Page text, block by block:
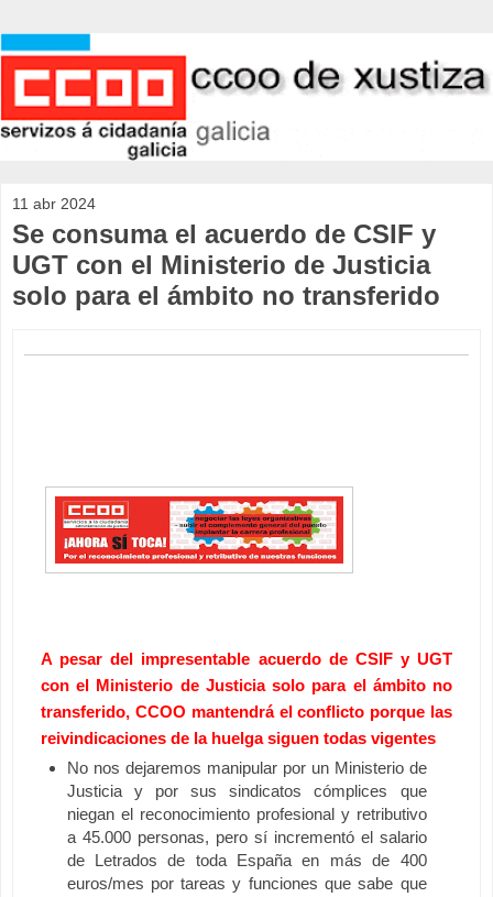
11 abr 2024
Se consuma el acuerdo de CSIF y
UGT con el Ministerio de Justicia
solo para el ámbito no transferido
A pesar del impresentable acuerdo de CSIF y UGT
con el Ministerio de Justicia solo para el ámbito no
transferido, CCOO mantendrá el conflicto porque las
reivindicaciones de la huelga siguen todas vigentes
No nos dejaremos manipular por un Ministerio de
Justicia y por sus sindicatos cómplices que
niegan el reconocimiento profesional y retributivo
a 45.000 personas, pero sí incrementó el salario
de Letrados de toda España en más de 400
euros/mes por tareas y funciones que sabe que